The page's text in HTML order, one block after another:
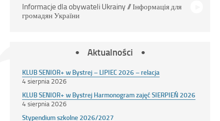
Informacje dla obywateli Ukrainy // Інформація для
громадян України
Aktualności
KLUB SENIOR+ w Bystrej – LIPIEC 2026 – relacja
4 sierpnia 2026
KLUB SENIOR+ w Bystrej Harmonogram zajęć SIERPIEŃ 2026
4 sierpnia 2026
Stypendium szkolne 2026/2027